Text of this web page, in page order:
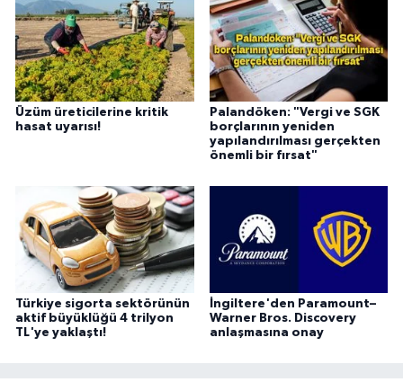
Üzüm üreticilerine kritik
hasat uyarısı!
Palandöken: "Vergi ve SGK
borçlarının yeniden
yapılandırılması gerçekten
önemli bir fırsat"
Türkiye sigorta sektörünün
aktif büyüklüğü 4 trilyon
TL'ye yaklaştı!
İngiltere'den Paramount–
Warner Bros. Discovery
anlaşmasına onay